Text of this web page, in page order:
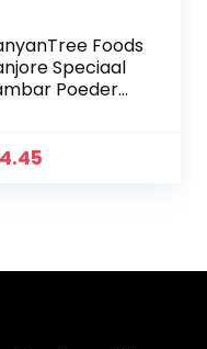
Foods
Speciaal
Poeder